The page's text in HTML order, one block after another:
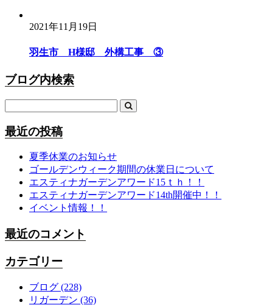
2021年11月19日
羽生市 H様邸 外構工事 ③
ブログ内検索
最近の投稿
夏季休業のお知らせ
ゴールデンウィーク期間の休業日について
エスティナガーデンアワード15ｔｈ！！
エスティナガーデンアワード14th開催中！！
イベント情報！！
最近のコメント
カテゴリー
ブログ (228)
リガーデン (36)